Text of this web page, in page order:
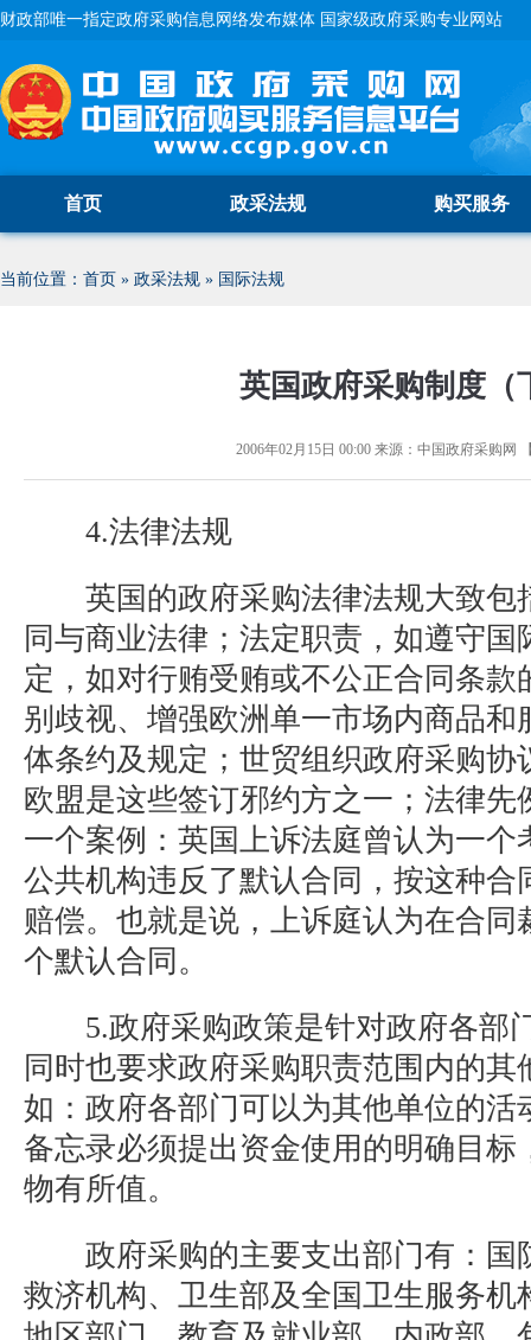
财政部唯一指定政府采购信息网络发布媒体 国家级政府采购专业网站
首页 政采法规 购买服务
当前位置： 首页 » 政采法规 » 国际法规
英国政府采购制度（
2006年02月15日 00:00来源： 中国政府采购网
4.法律法规
英国的政府采购法律法规大致包
同与商业法律；法定职责，如遵守
定，如对行贿受贿或不公正合同条款
别歧视、增强欧洲单一市场内商品和
体条约及规定；世贸组织政府采购协
欧盟是这些签订邪约方之一；法律先
一个案例：英国上诉法庭曾认为一个
公共机构违反了默认合同，按这种合
赔偿。也就是说，上诉庭认为在合同
个默认合同。
5.政府采购政策是针对政府各部
同时也要求政府采购职责范围内的
如：政府各部门可以为其他单位的活
备忘录必须提出资金使用的明确目标
物有所值。
政府采购的主要支出部门有：国
救济机构、卫生部及全国卫生服务机